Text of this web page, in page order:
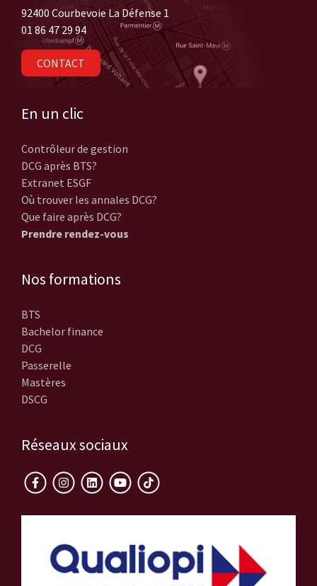
92400 Courbevoie La Défense 1
01 86 47 29 94
CONTACT
En un clic
Contrôleur de gestion
DCG après BTS?
Extranet ESGF
Où trouver les annales DCG?
Que faire après DCG?
Prendre rendez-vous
Nos formations
BTS
Bachelor finance
DCG
Passerelle
Mastères
DSCG
Réseaux sociaux